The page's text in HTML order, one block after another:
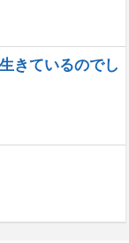
きているのでし